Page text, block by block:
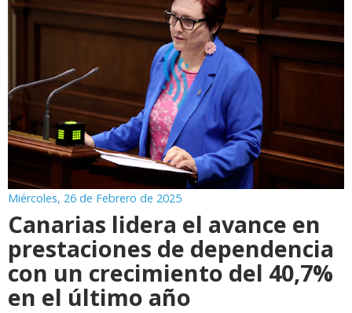
Miércoles, 26 de Febrero de 2025
Canarias lidera el avance en
prestaciones de dependencia
con un crecimiento del 40,7%
en el último año